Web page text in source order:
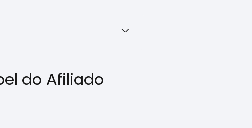
do Afiliado